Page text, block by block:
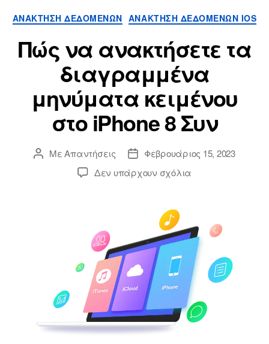
ΑΝΆΚΤΗΣΗ ΔΕΔΟΜΈΝΩΝ ΑΝΆΚΤΗΣΗ ΔΕΔΟΜΈΝΩΝ IOS
Πώς να ανακτήσετε τα
διαγραμμένα
μηνύματα κειμένου
στο iPhone 8 Συν
ΜεΑπαντήσεις
Φεβρουάριος 15, 2023
Δεν υπάρχουν σχόλια